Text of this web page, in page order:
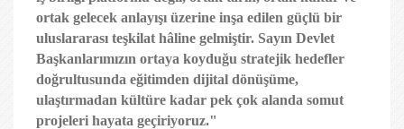
ortak gelecek anlayışı üzerine inşa edilen güçlü bir
uluslararası teşkilat hâline gelmiştir. Sayın Devlet
Başkanlarımızın ortaya koyduğu stratejik hedefler
doğrultusunda eğitimden dijital dönüşüme,
ulaştırmadan kültüre kadar pek çok alanda somut
projeleri hayata geçiriyoruz."